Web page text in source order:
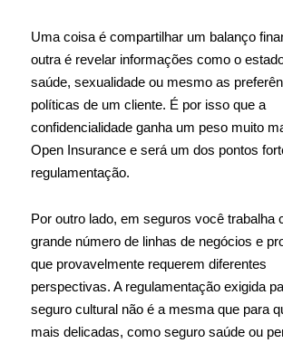
Uma coisa é compartilhar um balanço
outra é revelar informações como o
saúde, sexualidade ou mesmo as
políticas de um cliente. É por isso que a
confidencialidade ganha um peso muito
Open Insurance e será um dos pontos
regulamentação.
Por outro lado, em seguros você trabalha
grande número de linhas de negócios e
que provavelmente requerem diferentes
perspectivas. A regulamentação exigida
seguro cultural não é a mesma que para
mais delicadas, como seguro saúde ou